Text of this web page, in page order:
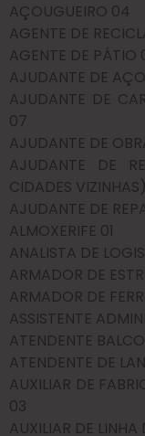
AÇOUGUEIRO 04
AGENTE DE
AGENTE DE PÁTIO
AJUDANTE DE
AJUDANTE DE
07
AJUDANTE DE
AJUDANTE DE
CIDADES
AJUDANTE DE
ALMOXERIFE 01
ANALISTA DE
ARMADOR DE
ARMADOR DE
ASSISTENTE
ATENDENTE
ATENDENTE DE
AUXILIAR DE
03
AUXILIAR DE